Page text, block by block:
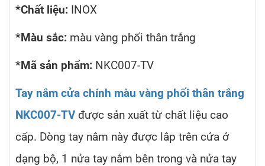
*Chất liệu: INOX
*Màu sắc: màu vàng phối thân trắng
*Mã sản phẩm: NKC007-TV
Tay nắm cửa chính màu vàng phối thân trắng
NKC007-TVđược sản xuất từ chất liệu cao
cấp. Dòng tay nắm này được lắp trên cửa ở
dạng bộ, 1 nửa tay nắm bên trong và nửa tay